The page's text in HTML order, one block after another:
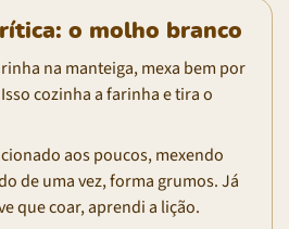
o molho branco
na manteiga, mexa bem por
cozinha a farinha e tira o
aos poucos, mexendo
de uma vez, forma grumos. Já
que coar, aprendi a lição.